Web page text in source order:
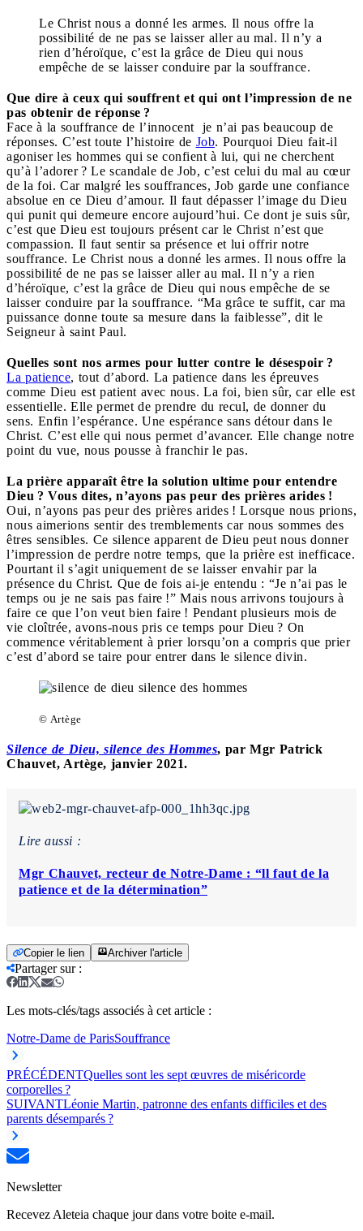
Le Christ nous a donné les armes. Il nous offre la
possibilité de ne pas se laisser aller au mal. Il n’y a
rien d’héroïque, c’est la grâce de Dieu qui nous
empêche de se laisser conduire par la souffrance.
Que dire à ceux qui souffrent et qui ont l’impression de ne
pas obtenir de réponse ?
Face à la souffrance de l’innocent je n’ai pas beaucoup de
réponses. C’est toute l’histoire de Job. Pourquoi Dieu fait-il
agoniser les hommes qui se confient à lui, qui ne cherchent
qu’à l’adorer ? Le scandale de Job, c’est celui du mal au cœur
de la foi. Car malgré les souffrances, Job garde une confiance
absolue en ce Dieu d’amour. Il faut dépasser l’image du Dieu
qui punit qui demeure encore aujourd’hui. Ce dont je suis sûr,
c’est que Dieu est toujours présent car le Christ n’est que
compassion. Il faut sentir sa présence et lui offrir notre
souffrance. Le Christ nous a donné les armes. Il nous offre la
possibilité de ne pas se laisser aller au mal. Il n’y a rien
d’héroïque, c’est la grâce de Dieu qui nous empêche de se
laisser conduire par la souffrance. “Ma grâce te suffit, car ma
puissance donne toute sa mesure dans la faiblesse”, dit le
Seigneur à saint Paul.
Quelles sont nos armes pour lutter contre le désespoir ?
La patience, tout d’abord. La patience dans les épreuves
comme Dieu est patient avec nous. La foi, bien sûr, car elle est
essentielle. Elle permet de prendre du recul, de donner du
sens. Enfin l’espérance. Une espérance sans détour dans le
Christ. C’est elle qui nous permet d’avancer. Elle change notre
point du vue, nous pousse à franchir le pas.
La prière apparaît être la solution ultime pour entendre
Dieu ? Vous dites, n’ayons pas peur des prières arides !
Oui, n’ayons pas peur des prières arides ! Lorsque nous prions,
nous aimerions sentir des tremblements car nous sommes des
êtres sensibles. Ce silence apparent de Dieu peut nous donner
l’impression de perdre notre temps, que la prière est inefficace.
Pourtant il s’agit uniquement de se laisser envahir par la
présence du Christ. Que de fois ai-je entendu : “Je n’ai pas le
temps ou je ne sais pas faire !” Mais nous arrivons toujours à
faire ce que l’on veut bien faire ! Pendant plusieurs mois de
vie cloîtrée, avons-nous pris ce temps pour Dieu ? On
commence véritablement à prier lorsqu’on a compris que prier
c’est d’abord se taire pour entrer dans le silence divin.
© Artège
Silence de Dieu, silence des Hommes, par Mgr Patrick
Chauvet, Artège, janvier 2021.
Lire aussi :
Mgr Chauvet, recteur de Notre-Dame : “ll faut de la
patience et de la détermination”
Copier le lien Archiver l'article
Partager sur:
Les mots-clés/tags associés à cet article :
Notre-Dame de ParisSouffrance
PRÉCÉDENTQuelles sont les sept œuvres de miséricorde
corporelles ?
SUIVANTLéonie Martin, patronne des enfants difficiles et des
parents désemparés ?
Newsletter
Recevez Aleteia chaque jour dans votre boite e-mail.